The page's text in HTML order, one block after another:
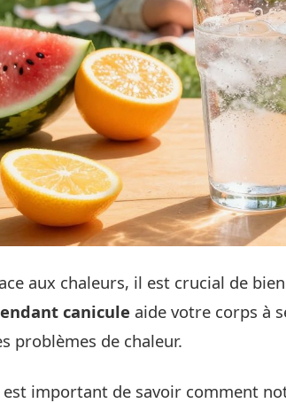
aux chaleurs, il est crucial de
canicule aide votre corps à
problèmes de chaleur.
important de savoir comment